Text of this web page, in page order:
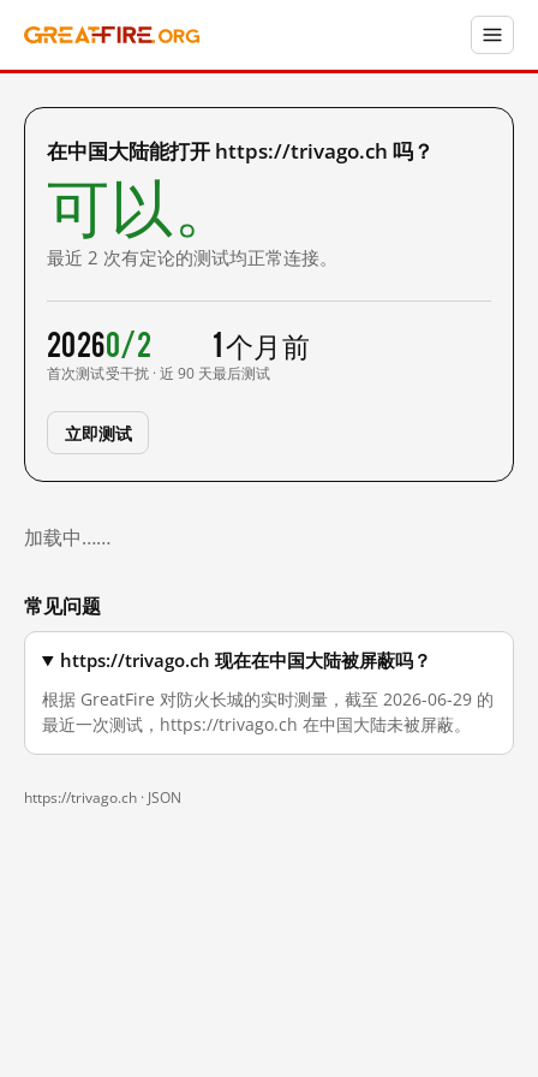
在中国大陆能打开 https://trivago.ch 吗？
可以。
最近 2 次有定论的测试均正常连接。
2026
首次测试
0/2
受干扰 · 近 90 天
1 个月前
最后测试
立即测试
加载中……
常见问题
https://trivago.ch 现在在中国大陆被屏蔽吗？
根据 GreatFire 对防火长城的实时测量，截至 2026-06-29 的
最近一次测试，https://trivago.ch 在中国大陆未被屏蔽。
https://trivago.ch · JSON